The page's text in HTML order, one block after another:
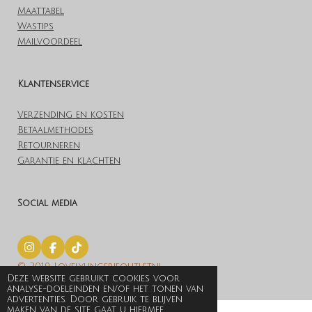
Deze website gebruikt cookies voor
analyse-doeleinden en/of het tonen van
advertenties. Door gebruik te blijven
maken van de site gaat u hiermee
Maattabel
Wastips
Mailvoordeel
Klantenservice
Verzending en kosten
Betaalmethodes
Retourneren
Garantie en klachten
Social media
I
n
t
a
g
F
a
e
b
o
T
i
T
o
k
© 2019 Lovelylingerieoutlet.nl
Powered by JouwWeb